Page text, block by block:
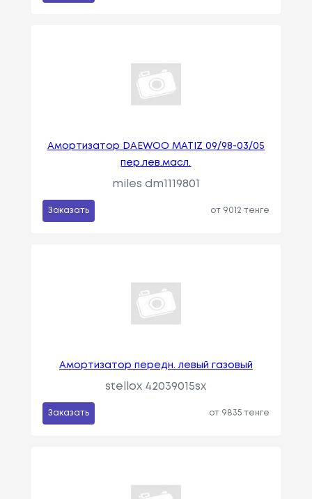
Амортизатор DAEWOO MATIZ 09/98-03/05
пер.лев.масл.
miles dm1119801
Заказать от 9012 тенге
Амортизатор передн. левый газовый
stellox 42039015sx
Заказать от 9835 тенге